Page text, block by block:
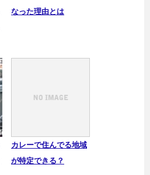
なった理由とは
カレーで住んでる地域
が特定できる？